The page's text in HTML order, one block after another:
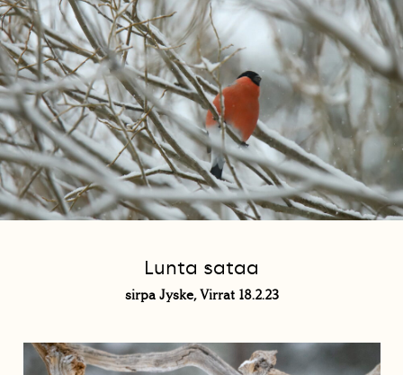
Lunta sataa
sirpa Jyske, Virrat 18.2.23